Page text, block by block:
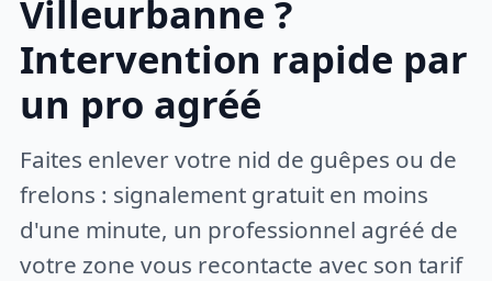
Villeurbanne ?
Intervention rapide par
un pro agréé
Faites enlever votre nid de guêpes ou de
frelons : signalement gratuit en moins
d'une minute, un professionnel agréé de
votre zone vous recontacte avec son tarif